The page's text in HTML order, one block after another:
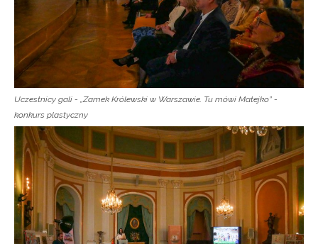
Uczestnicy gali - „Zamek Królewski w Warszawie. Tu mówi Matejko” -
konkurs plastyczny